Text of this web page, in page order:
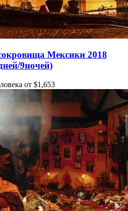
Мексики 2018
9ночей)
от $1,653